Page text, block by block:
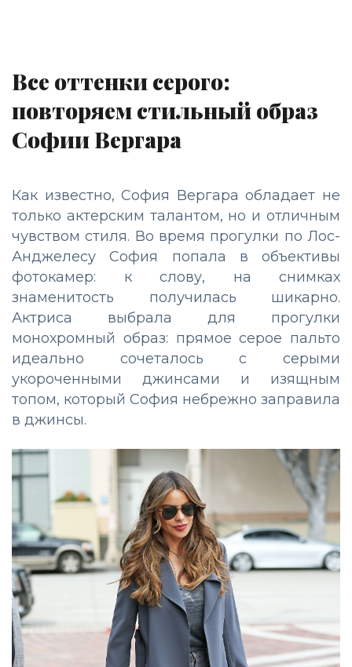
Все оттенки серого:
повторяем стильный образ
Софии Вергара
Как известно, София Вергара обладает не
только актерским талантом, но и отличным
чувством стиля. Во время прогулки по Лос-
Анджелесу София попала в объективы
фотокамер: к слову, на снимках
знаменитость получилась шикарно.
Актриса выбрала для прогулки
монохромный образ: прямое серое пальто
идеально сочеталось с серыми
укороченными джинсами и изящным
топом, который София небрежно заправила
в джинсы.